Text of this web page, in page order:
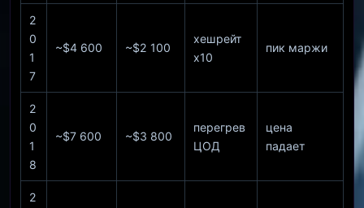
2
0
1
7
~$4 600 ~$2 100
хешрейт
x10
пик маржи
2
0
1
8
~$7 600 ~$3 800
перегрев
ЦОД
цена
падает
2